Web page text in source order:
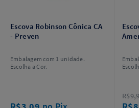
Escova Robinson Cônica CA
- Preven
Embalagem com 1 unidade.
Escolha a Cor.